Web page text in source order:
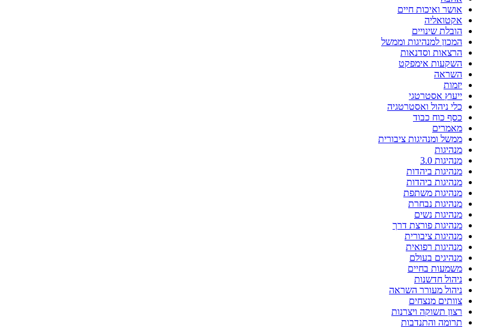
אושר ואיכות חיים
אקטואליה
הובלת שינויים
המכון למנהיגות וממשל
הרצאות וסדנאות
השקעות אימפקט
השראה
יזמות
ייעוץ אסטרטגי
כלי ניהול ואסטרטגיה
כסף כוח כבוד
מאמרים
ממשל ומנהיגות ציבורית
מנהיגות
מנהיגות 3.0
מנהיגות ביהדות
מנהיגות ביהדות
מנהיגות משתפת
מנהיגות נבחרת
מנהיגות נשים
מנהיגות פורצת דרך
מנהיגות ציבורית
מנהיגות רפואית
מנהיגים בעולם
משמעות בחיים
ניהול חדשנות
ניהול מעורר השראה
צוותים מנצחים
רצון תשוקה ויצרנות
תרומה והתנדבות